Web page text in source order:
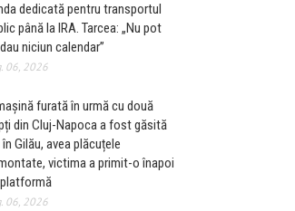
dedicată pentru transportul
până la IRA. Tarcea: „Nu pot
niciun calendar”
06, 2026
furată în urmă cu două
din Cluj-Napoca a fost găsită
Gilău, avea plăcuțele
victima a primit-o înapoi
06, 2026